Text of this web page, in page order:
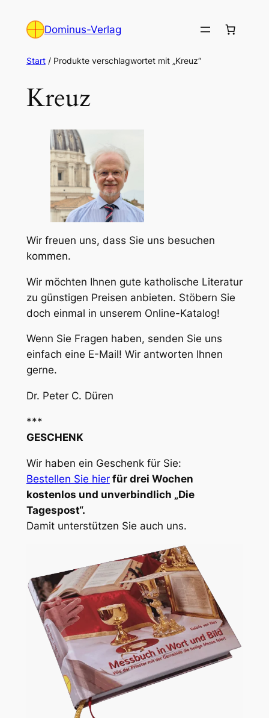
Inhalt
Dominus-Verlag
Start/ Produkte verschlagwortet mit „Kreuz“
Kreuz
Wir freuen uns, dass Sie uns besuchen
kommen.
Wir möchten Ihnen gute katholische Literatur
zu günstigen Preisen anbieten. Stöbern Sie
doch einmal in unserem Online-Katalog!
Wenn Sie Fragen haben, senden Sie uns
einfach eine E-Mail! Wir antworten Ihnen
gerne.
Dr. Peter C. Düren
***
GESCHENK
Wir haben ein Geschenk für Sie:
Bestellen Sie hier für drei Wochen
kostenlos und unverbindlich „Die
Tagespost“.
Damit unterstützen Sie auch uns.